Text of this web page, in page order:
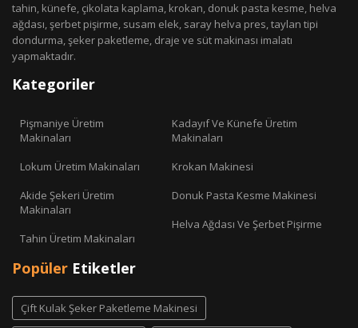
tahin, künefe, çikolata kaplama, krokan, donuk pasta kesme, helva
ağdası, şerbet pişirme, susam elek, saray helva pres, taylan tipi
dondurma, şeker paketleme, draje ve süt makinası imalatı
yapmaktadır.
Kategoriler
Pişmaniye Üretim
Makinaları
Lokum Üretim Makinaları
Akide Şekeri Üretim
Makinaları
Tahin Üretim Makinaları
Kadayıf Ve Künefe Üretim
Makinaları
Krokan Makinesi
Donuk Pasta Kesme Makinesi
Helva Ağdası Ve Şerbet Pişirme
Popüler Etiketler
Çift Kulak Şeker Paketleme Makinesi